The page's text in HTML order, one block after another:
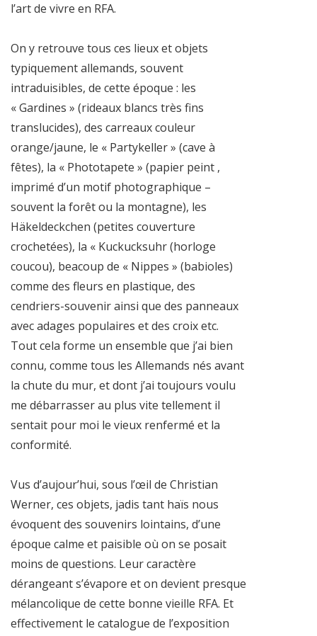
l’art de vivre en RFA.
On y retrouve tous ces lieux et objets
typiquement allemands, souvent
intraduisibles, de cette époque : les
« Gardines » (rideaux blancs très fins
translucides), des carreaux couleur
orange/jaune, le « Partykeller » (cave à
fêtes), la « Phototapete » (papier peint ,
imprimé d’un motif photographique –
souvent la forêt ou la montagne), les
Häkeldeckchen (petites couverture
crochetées), la « Kuckucksuhr (horloge
coucou), beacoup de « Nippes » (babioles)
comme des fleurs en plastique, des
cendriers-souvenir ainsi que des panneaux
avec adages populaires et des croix etc.
Tout cela forme un ensemble que j’ai bien
connu, comme tous les Allemands nés avant
la chute du mur, et dont j’ai toujours voulu
me débarrasser au plus vite tellement il
sentait pour moi le vieux renfermé et la
conformité.
Vus d’aujour’hui, sous l’œil de Christian
Werner, ces objets, jadis tant haïs nous
évoquent des souvenirs lointains, d’une
époque calme et paisible où on se posait
moins de questions. Leur caractère
dérangeant s’évapore et on devient presque
mélancolique de cette bonne vieille RFA. Et
effectivement le catalogue de l’exposition